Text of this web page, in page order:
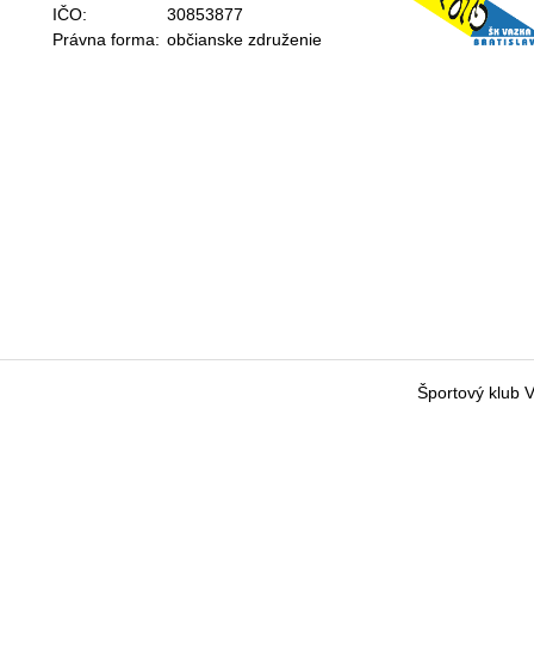
IČO:
30853877
Právna forma: občianske združenie
Športový klub